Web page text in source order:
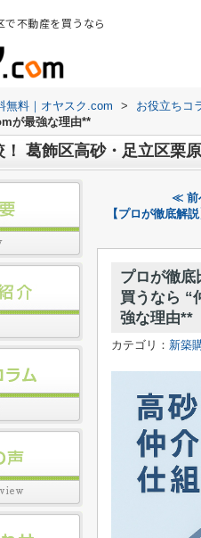
不動産を買うなら
無料｜オヤスク.com > お役立ちコ
が最強な理由**
≪ 前
【プロが徹底解
プロが徹底
買うなら “
強な理由**
カテゴリ： 新築